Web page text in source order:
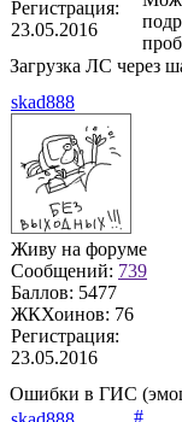
Регистрация:
23.05.2016
Загрузка ЛС через
skad888
Живу на форуме
Сообщений: 739
Баллов: 5477
ЖКХоинов: 76
Регистрация:
23.05.2016
Ошибки в ГИС
#